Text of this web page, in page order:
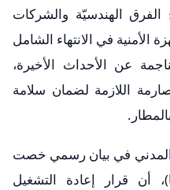
الفرق الهندسيّة والشركات
الأمنية في الانتهاء الشامل
عن الأحداث الأخيرة،
اللازمة لضمان سلامة
المدني في بيان رسمي خصت
أن قرار إعادة التشغيل